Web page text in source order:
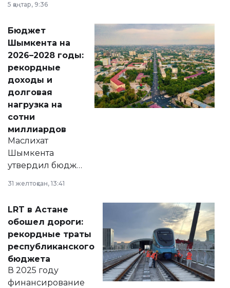
принести
народу
Венесуэлы.
5 қаңтар, 9:36
Бюджет
Шымкента на
2026–2028 годы:
рекордные
доходы и
долговая
нагрузка на
сотни
миллиардов
Маслихат
Шымкента
утвердил бюджет
2028 годы.
документ
появился в базе
нормативных
правовых актов и
на сайте маслихат
города.
31 желтоқсан, 13:41
LRT в Астане
обошел дороги:
рекордные траты
республиканского
бюджета
В 2025 году
финансирование